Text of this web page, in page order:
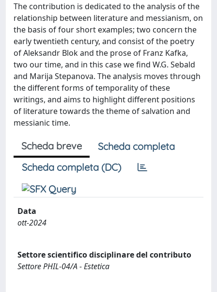
The contribution is dedicated to the analysis of the
relationship between literature and messianism, on
the basis of four short examples; two concern the
early twentieth century, and consist of the poetry
of Aleksandr Blok and the prose of Franz Kafka,
two our time, and in this case we find W.G. Sebald
and Marija Stepanova. The analysis moves through
the different forms of temporality of these
writings, and aims to highlight different positions
of literature towards the theme of salvation and
messianic time.
Scheda breve
Scheda completa
Scheda completa (DC)
Data
ott-2024
Settore scientifico disciplinare del contributo
Settore PHIL-04/A - Estetica